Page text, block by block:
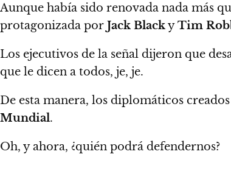
Aunque había sido renovada nada más
protagonizada por Jack BlackyTim
Los ejecutivos de la señal dijeron que
que le dicen a todos, je, je.
De esta manera, los diplomáticos
Mundial.
Oh, y ahora, ¿quién podrá defendernos?